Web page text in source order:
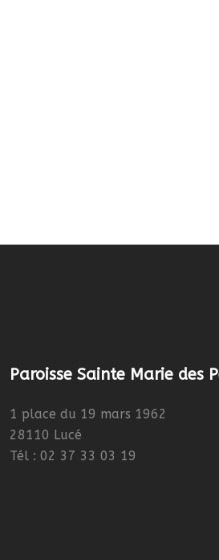
Paroisse Sainte Marie des
1 place du 19 mars 1962
28110 Lucé
Tél : 02 37 33 03 19